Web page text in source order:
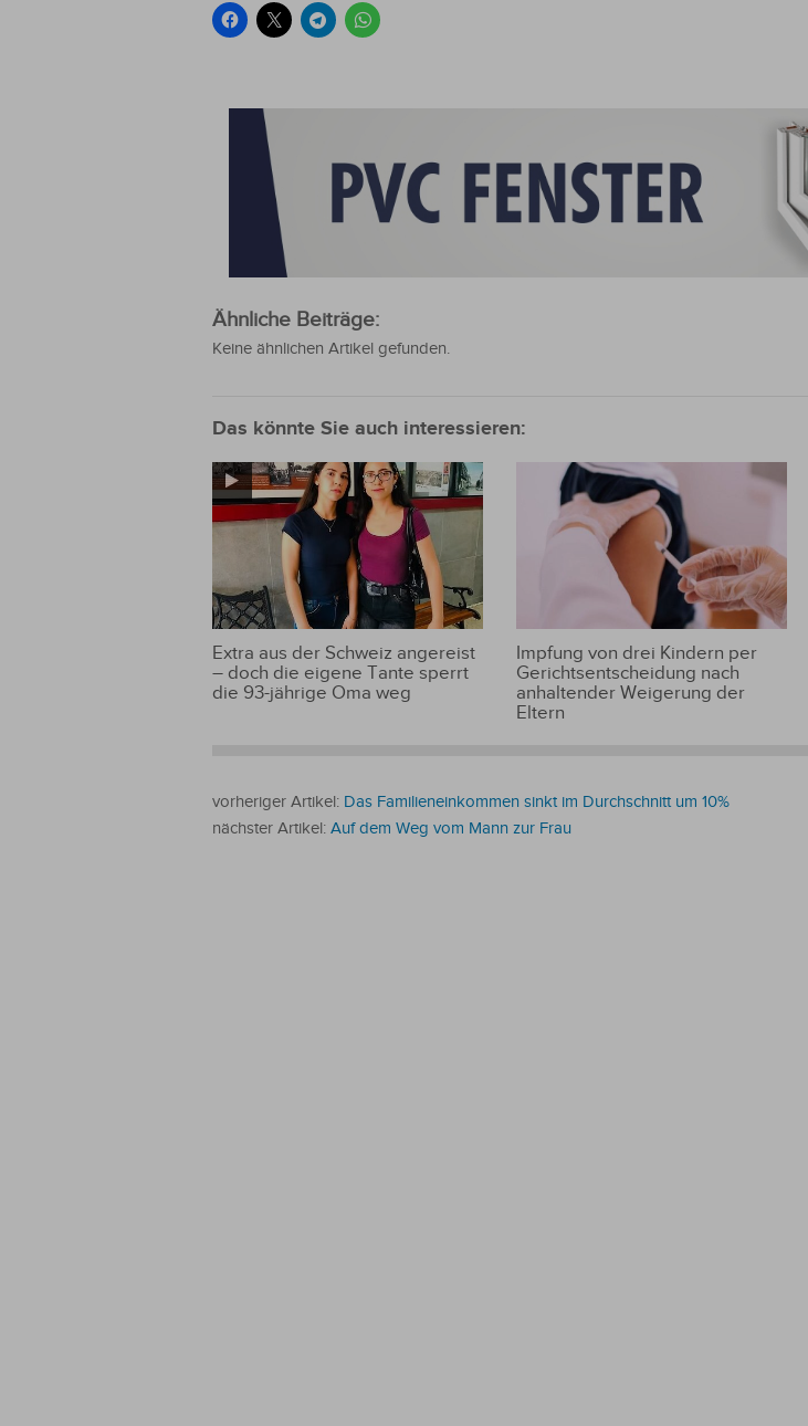
Ähnliche Beiträge:
Keine ähnlichen Artikel gefunden.
Das könnte Sie auch interessieren:
Extra aus der Schweiz angereist
– doch die eigene Tante sperrt
die 93-jährige Oma weg
Impfung von drei Kindern per
Gerichtsentscheidung nach
anhaltender Weigerung der
Eltern
vorheriger Artikel: Das Familieneinkommen sinkt im Durchschnitt um 10%
nächster Artikel: Auf dem Weg vom Mann zur Frau